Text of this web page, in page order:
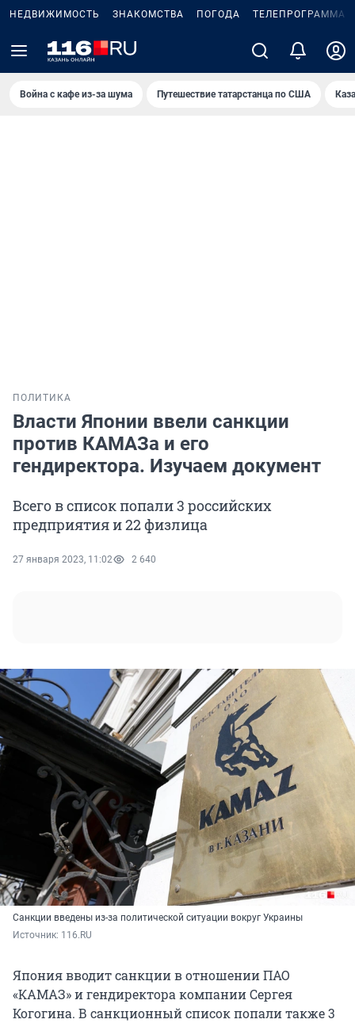
НЕДВИЖИМОСТЬ ЗНАКОМСТВА ПОГОДА ТЕЛЕПРОГРАММА
Война с кафе из-за шума Путешествие татарстанца по США
ПОЛИТИКА
Власти Японии ввели санкции
против КАМАЗа и его
гендиректора. Изучаем документ
Всего в список попали 3 российских
предприятия и 22 физлица
27 января 2023, 11:02 2 640
Санкции введены из-за политической ситуации вокруг Украины
Источник: 116.RU
Япония вводит санкции в отношении ПАО
«КАМАЗ» и гендиректора компании Сергея
Когогина. В санкционный список попали также 3